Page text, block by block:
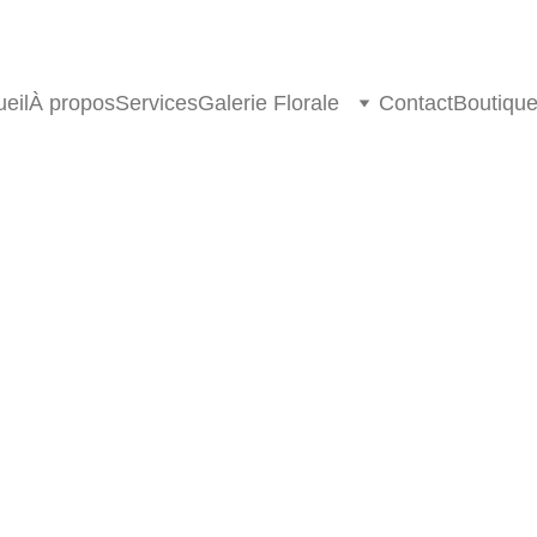
À proposServicesGalerie Florale ContactBoutique